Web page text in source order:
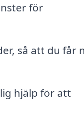
för
så att du får
hjälp för att